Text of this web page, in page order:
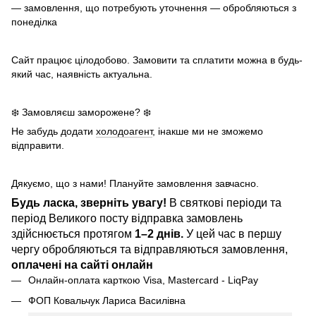
— замовлення, що потребують уточнення — обробляються з
понеділка
Сайт працює цілодобово. Замовити та сплатити можна в будь-
який час, наявність актуальна.
❄️ Замовляєш заморожене? ❄️
Не забудь додати холодоагент, інакше ми не зможемо
відправити.
Дякуємо, що з нами! Плануйте замовлення завчасно.
Будь ласка, зверніть увагу! В святкові періоди та
період Великого посту відправка замовлень
здійснюється протягом 1–2 днів. У цей час в першу
чергу обробляються та відправляються замовлення,
оплачені на сайті онлайн
Онлайн-оплата карткою Visa, Mastercard - LiqPay
ФОП Ковальчук Лариса Василівна